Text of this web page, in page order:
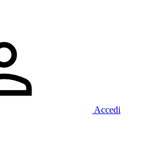
Accedi